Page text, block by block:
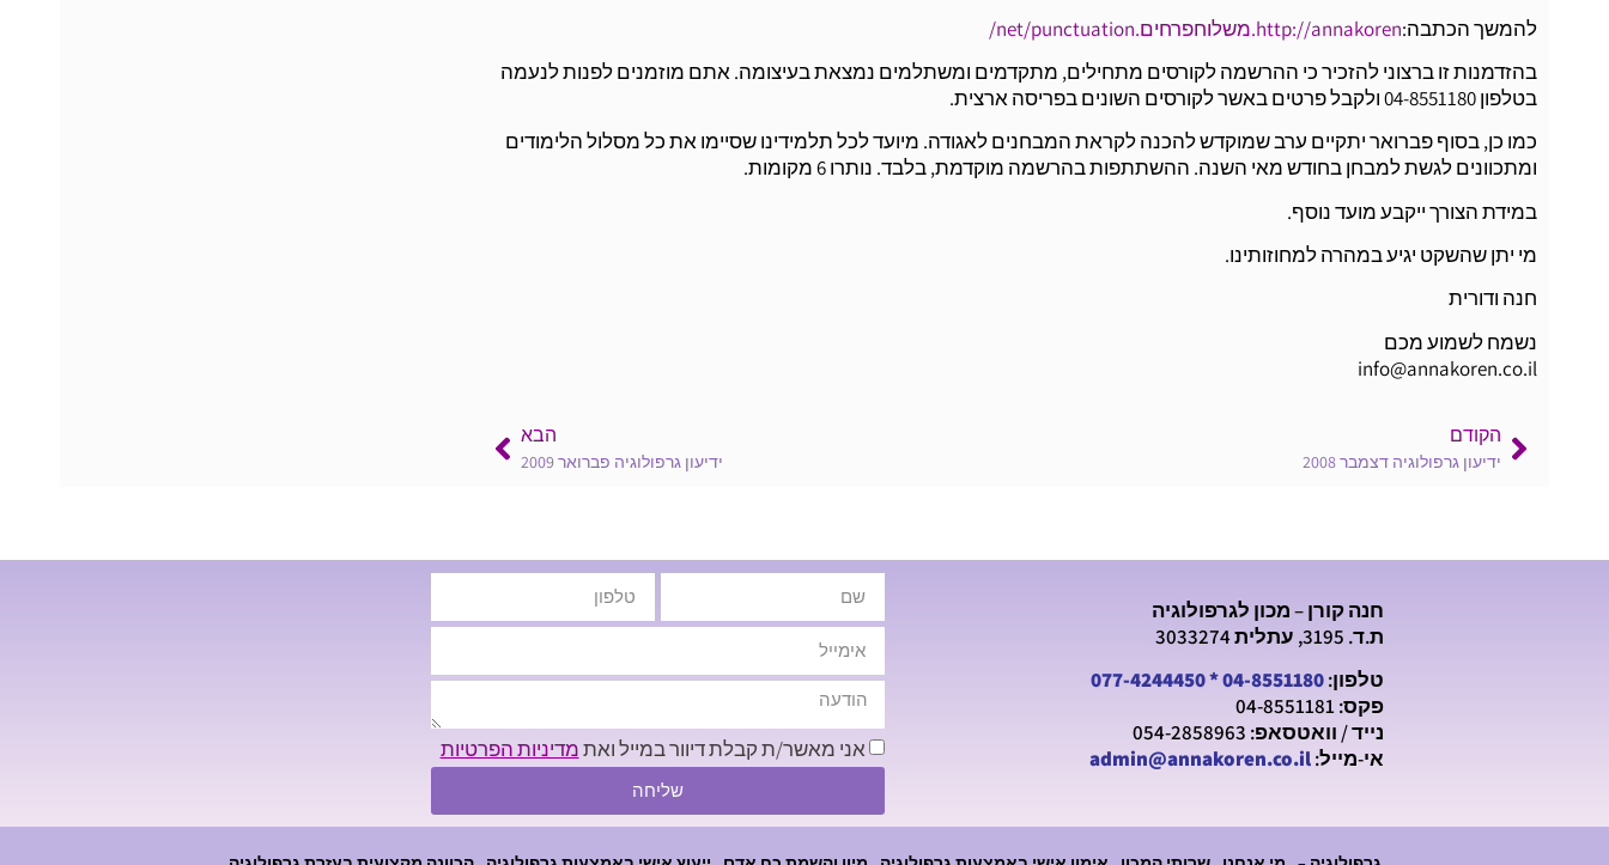
להמשך הכתבה:
http://annakoren.משלוחפרחים.net/punctuation/
בהזדמנות זו ברצוני להזכיר כי ההרשמה לקורסים מתחילים, מתקדמים ומשתלמים נמצאת בעיצומה. אתם מוזמנים לפנות לנעמה
בטלפון 04-8551180 ולקבל פרטים באשר לקורסים השונים בפריסה ארצית.
כמו כן, בסוף פברואר יתקיים ערב שמוקדש להכנה לקראת המבחנים לאגודה. מיועד לכל תלמידינו שסיימו את כל מסלול הלימודים
ומתכוונים לגשת למבחן בחודש מאי השנה. ההשתתפות בהרשמה מוקדמת, בלבד. נותרו 6 מקומות.
במידת הצורך ייקבע מועד נוסף.
מי יתן שהשקט יגיע במהרה למחוזותינו.
חנה ודורית
נשמח לשמוע מכם
info@annakoren.co.il
הקודם
ידיעון גרפולוגיה דצמבר 2008
הבא
ידיעון גרפולוגיה פברואר 2009
חנה קורן – מכון לגרפולוגיה
ת.ד. 3195, עתלית 3033274
טלפון:04-8551180
*
077-4244450
פקס: 04-8551181
נייד / וואטסאפ: 054-2858963
אי-מייל:admin@annakoren.co.il אני מאשר/ת קבלת דיוור במייל ואתמדיניות הפרטיות
שליחה